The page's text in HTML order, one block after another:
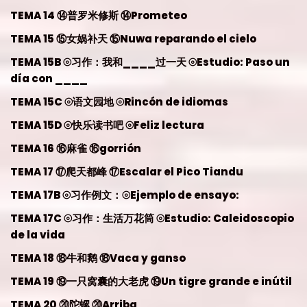
TEMA 14 ⑭普罗米修斯 ⑭Prometeo
TEMA 15 ⑮女娲补天 ⑮Nuwa reparando el cielo
TEMA 15B ⦾习作：我和____过一天 ⦾Estudio: Paso un
día con ____
TEMA 15C ⦾语文园地 ⦾Rincón de idiomas
TEMA 15D ⦾快乐读书吧 ⦾Feliz lectura
TEMA 16 ⑯麻雀 ⑯gorrión
TEMA 17 ⑰爬天都峰 ⑰Escalar el Pico Tiandu
TEMA 17B ⦾习作例文：⦾Ejemplo de ensayo:
TEMA 17C ⦾习作：生活万花筒 ⦾Estudio: Caleidoscopio
de la vida
TEMA 18 ⑱牛和鹅 ⑱Vaca y ganso
TEMA 19 ⑲一只窝囊的大老虎 ⑲Un tigre grande e inútil